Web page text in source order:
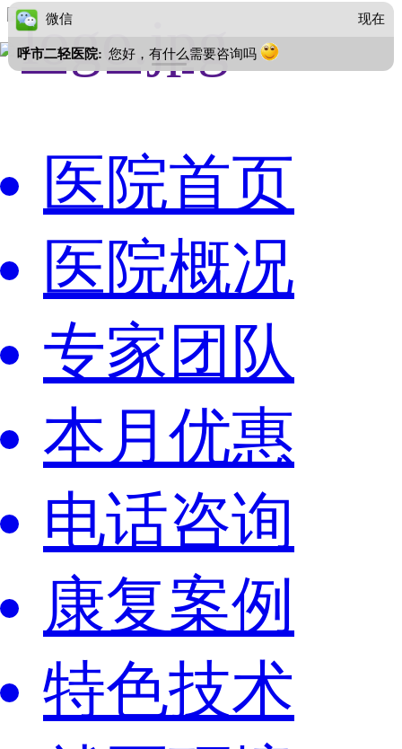
医院首页
医院概况
专家团队
本月优惠
电话咨询
康复案例
特色技术
微信 现在
呼市二轻医院: 您好，有什么需要咨询吗